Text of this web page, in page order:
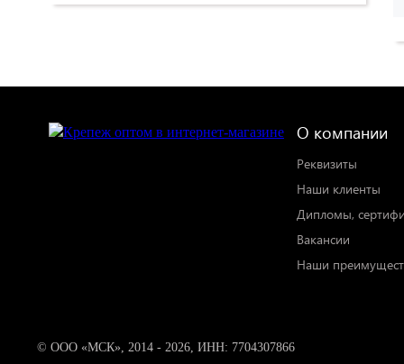
О компании
Реквизиты
Наши клиенты
Дипломы,
Вакансии
Наши
© ООО «МСК», 2014 - 2026, ИНН: 7704307866